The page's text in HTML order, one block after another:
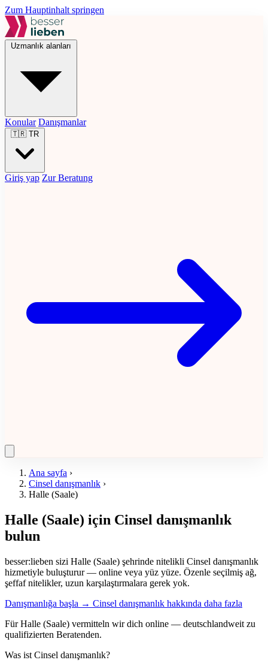
Zum Hauptinhalt springen
Uzmanlık alanları
Konular Danışmanlar
🇹🇷 TR
Giriş yap Zur Beratung
Ana sayfa ›
Cinsel danışmanlık ›
Halle (Saale)
Halle (Saale) için Cinsel danışmanlık
bulun
besser:lieben sizi Halle (Saale) şehrinde nitelikli Cinsel danışmanlık
hizmetiyle buluşturur — online veya yüz yüze. Özenle seçilmiş ağ,
şeffaf nitelikler, uzun karşılaştırmalara gerek yok.
Danışmanlığa başla → Cinsel danışmanlık hakkında daha fazla
Für Halle (Saale) vermitteln wir dich online — deutschlandweit zu
qualifizierten Beratenden.
Was ist Cinsel danışmanlık?